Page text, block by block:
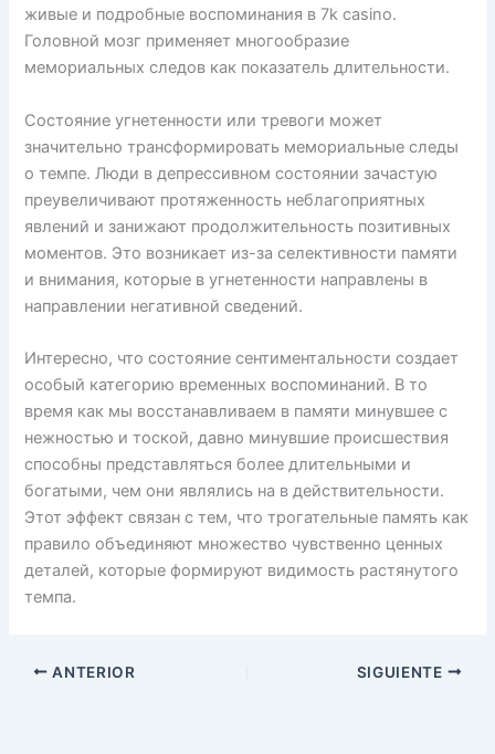
живые и подробные воспоминания в 7k casino.
Головной мозг применяет многообразие
мемориальных следов как показатель длительности.
Состояние угнетенности или тревоги может
значительно трансформировать мемориальные следы
о темпе. Люди в депрессивном состоянии зачастую
преувеличивают протяженность неблагоприятных
явлений и занижают продолжительность позитивных
моментов. Это возникает из-за селективности памяти
и внимания, которые в угнетенности направлены в
направлении негативной сведений.
Интересно, что состояние сентиментальности создает
особый категорию временных воспоминаний. В то
время как мы восстанавливаем в памяти минувшее с
нежностью и тоской, давно минувшие происшествия
способны представляться более длительными и
богатыми, чем они являлись на в действительности.
Этот эффект связан с тем, что трогательные память как
правило объединяют множество чувственно ценных
деталей, которые формируют видимость растянутого
темпа.
ANTERIOR SIGUIENTE